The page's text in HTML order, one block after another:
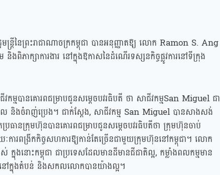
ត្រីនៃព្រះរាជាណាចក្រកម្ពុជា បានអនុញ្ញាតឱ្យ លោក Ramon S. Ang
ភាក្សាការងារ នៅក្នុងឱកាសនៃដំណើរទស្សនកិច្ចផ្លូវការនៅទីក្រុង
មបានគោរពជម្រាបជូនសម្ដេចបវរធិបតី ថា​ សាជីវកម្ម​San Miguel​ ជា
ល​​ និង​ចំរាញ់ប្រេង​។​ ជាក់ស្តែង,​ សាជីវកម្ម​ San Miguel បានសាងសង់​
ធានក្រុមហ៊ុនបានគោរពជម្រាបជូនសម្ដេចបវរធិបតីថា ក្រុមហ៊ុនចាប់
ការពង្រីកកិច្ចសហការឱ្យកាន់តែច្រើនជាមួយក្រុមហ៊ុននៅកម្ពុជា។ លោក
នុងនោះកម្ពុជា ជាប្រទេសដែលមានដីមានជីជាតិល្អ, កម្លាំងពលកម្មមាន
នៅក្នុងតំបន់ និងសកលលោកបានយ៉ាងល្អ។